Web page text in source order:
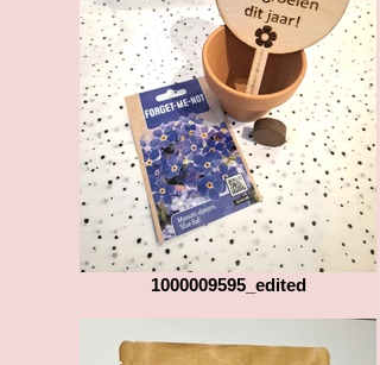
1000009595_edited